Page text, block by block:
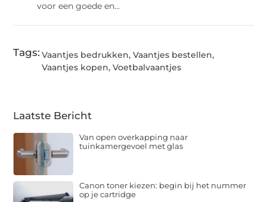
voor een goede en...
Tags: Vaantjes bedrukken,Vaantjes bestellen,
Vaantjes kopen,Voetbalvaantjes
Laatste Bericht
Van open overkapping naar
tuinkamergevoel met glas
Canon toner kiezen: begin bij het nummer
op je cartridge